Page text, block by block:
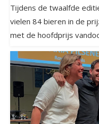
Tijdens de twaalfde
vielen 84 bieren in de
met de hoofdprijs